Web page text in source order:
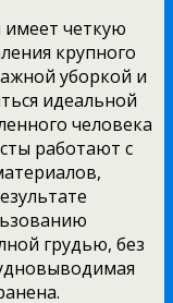
имеет четкую
крупного
уборкой и
идеальной
человека
работают с
грудью, без